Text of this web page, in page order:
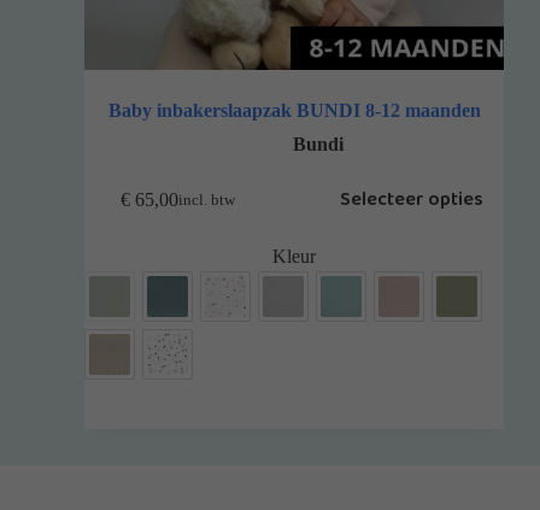
Baby inbakerslaapzak BUNDI 8-12 maanden
Bundi
€65,00incl. btw Selecteer opties
Kleur